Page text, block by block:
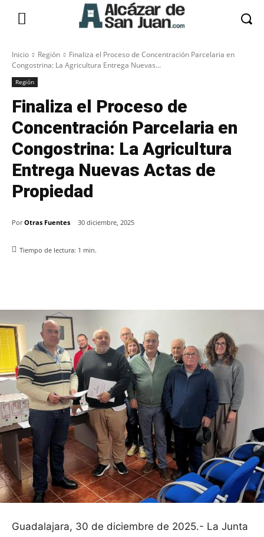
Inicio Región
Finaliza el Proceso de Concentración Parcelaria en
Congostrina: La Agricultura Entrega Nuevas...
Región
Finaliza el Proceso de
Concentración Parcelaria en
Congostrina: La Agricultura
Entrega Nuevas Actas de
Propiedad
Por Otras Fuentes 30 diciembre, 2025
Tiempo de lectura: 1 min.
Guadalajara, 30 de diciembre de 2025.- La Junta